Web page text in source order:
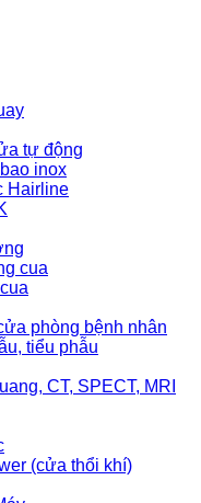
tự động
inox
Hairline
cua
phòng bệnh nhân
tiểu phẫu
CT, SPECT, MRI
(cửa thổi khí)